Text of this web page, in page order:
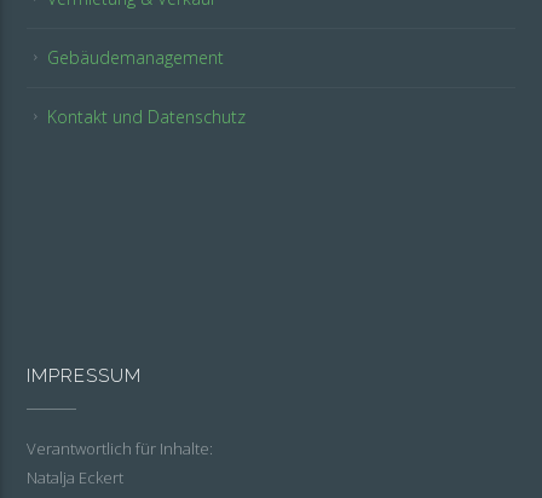
Gebäudemanagement
Kontakt und Datenschutz
IMPRESSUM
Verantwortlich für Inhalte:
Natalja Eckert